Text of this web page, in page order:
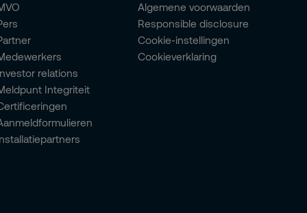
relations
Integriteit
Algemene voorwaarden
Responsible disclosure
Cookie-instellingen
Cookieverklaring